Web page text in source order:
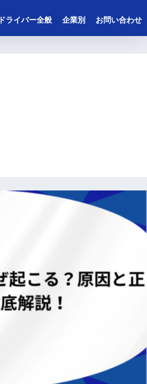
ドライバー全般 企業別 お問い合わせ